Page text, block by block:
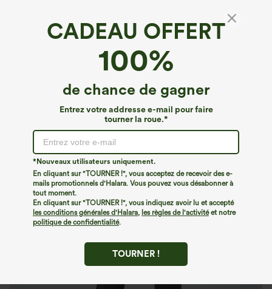
CADEAU OFFERT
100%
de chance de gagner
Entrez votre addresse e-mail pour faire
tourner la roue.*
*Nouveaux utilisateurs uniquement.
En cliquant sur "TOURNER !", vous acceptez de recevoir des e-
mails promotionnels d'Halara. Vous pouvez vous désabonner à
tout moment.
En cliquant sur "TOURNER !", vous indiquez avoir lu et accepté
les conditions générales d'Halara, les règles de l'activitéet notre
politique de confidentialité.
TOURNER !
Halara Flex™ pantalon de travail taille haute,
coupe étroite avec poches
€49,95 EUR